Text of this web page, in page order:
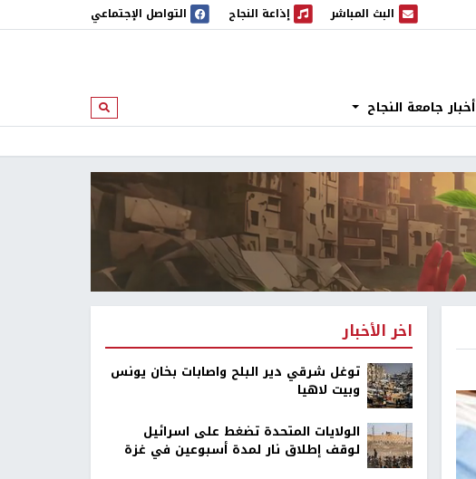
البث المباشر
البث المباشر إذاعة النجاح
إذاعة النجاح التواصل الإجتماعي
أخبار جامعة النجاح ابحث
اخر الأخبار
توغل شرقي دير البلح واصابات بخان يونس
وبيت لاهيا
الولايات المتحدة تضغط على اسرائيل
لوقف إطلاق نار لمدة أسبوعين في غزة